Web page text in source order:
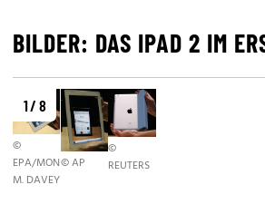
BILDER: DAS IPAD 2 IM
1 / 8
©
EPA/MONICA
M. DAVEY
© AP
©
REUTERS